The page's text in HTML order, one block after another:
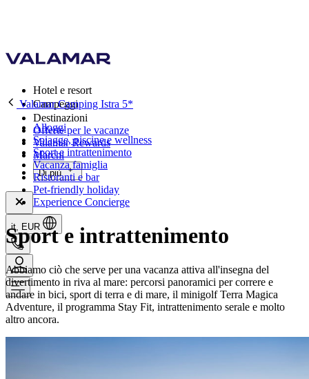
Hotel e resort
Campeggi
Destinazioni
Offerte per le vacanze
Valamar Rewards
Marchi
Di più
it, EUR
Valamar Camping Istra 5*
Alloggi
Spiagge, piscine e wellness
Sport e intrattenimento
Vacanza famiglia
Ristoranti e bar
Pet-friendly holiday
Experience Concierge
Sport e intrattenimento
Abbiamo ciò che serve per una vacanza attiva all'insegna del
divertimento in riva al mare: percorsi panoramici per correre e
andare in bici, sport di terra e di mare, il minigolf Terra Magica
Adventure, il programma Stay Fit, intrattenimento serale e molto
altro ancora.